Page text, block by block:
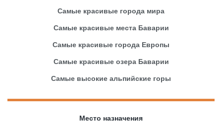
Самые красивые города мира
Самые красивые места Баварии
Самые красивые города Европы
Самые красивые озера Баварии
Самые высокие альпийские горы
Место назначения